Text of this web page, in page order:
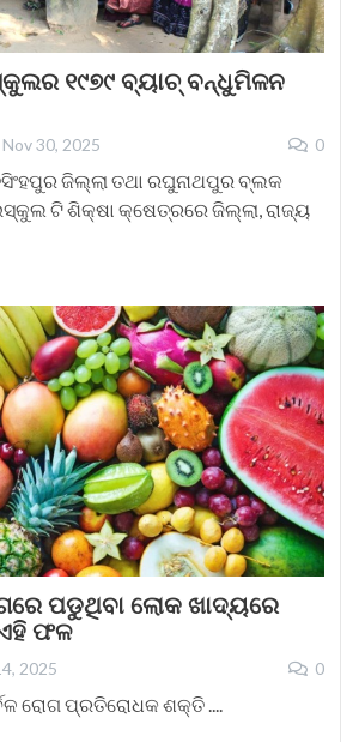
୧୯୭୯ ବ୍ୟାଚ୍ ବନ୍ଧୁମିଳନ
Nov 30, 2025 0
ଜିଲ୍ଲା ତଥା ରଘୁନାଥପୁର ବ୍ଲକ
ଟି ଶିକ୍ଷା କ୍ଷେତ୍ରରେ ଜିଲ୍ଲା, ରାଜ୍ୟ
ପଡୁଥିବା ଲୋକ ଖାଦ୍ୟରେ
ଫଳ
2025 0
ରୋଗ ପ୍ରତିରୋଧକ ଶକ୍ତି ....